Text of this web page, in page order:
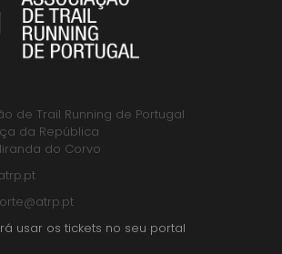
de Trail Running de Portugal
da República
do Corvo
usar os tickets no seu portal